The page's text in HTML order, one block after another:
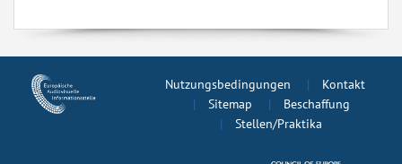
Nutzungsbedingungen
Kontakt
Sitemap
Beschaffung
Stellen/Praktika